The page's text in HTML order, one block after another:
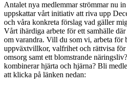
Antalet nya medlemmar strömmar nu
uppskattar vårt initiativ att riva upp
och våra konkreta förslag vad gäller
Vårt ihärdiga arbete för ett samhälle
om varandra. Vill du som vi, arbeta för
uppväxtvillkor, valfrihet och rättvisa
omsorg samt ett blomstrande
kombinerar hjärta och hjärna? Bli
att klicka på länken nedan: